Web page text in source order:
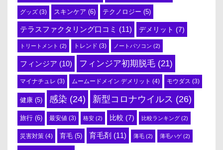
グッズ (3) スキンケア (6) テクノロジー (5)
テラスファクタリング口コミ (11) デメリット (7)
トリートメント (2) トレンド (3) ノートパソコン (2)
フィンジア (10) フィンジア初期脱毛 (21)
マイナチュレ (3) ムームードメイン デメリット (4) モウダス (3)
健康 (5) 感染 (24) 新型コロナウイルス (26)
旅行 (6) 最安値 (3) 格安 (2) 比較 (7) 比較ランキング (2)
災害対策 (4) 育毛 (5) 育毛剤 (11) 薄毛 (2) 薄毛ハゲ(2)